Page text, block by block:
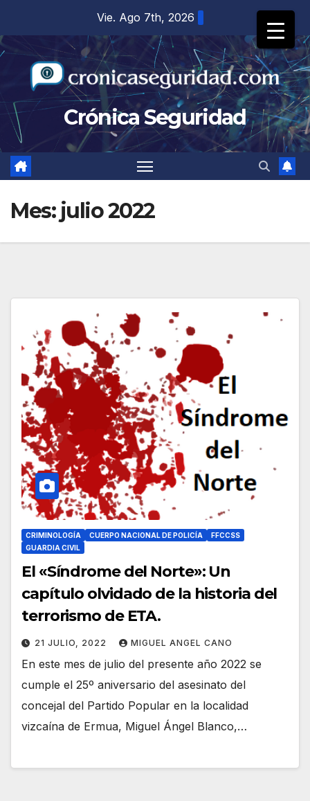
contenido
Vie. Ago 7th, 2026
Crónica Seguridad
Mes: julio 2022
CRIMINOLOGÍA CUERPO NACIONAL DE POLICÍA
FFCCSS
GUARDIA CIVIL
El «Síndrome del Norte»: Un
capítulo olvidado de la historia del
terrorismo de ETA.
21 JULIO, 2022 MIGUEL ANGEL CANO
En este mes de julio del presente año 2022 se
cumple el 25º aniversario del asesinato del
concejal del Partido Popular en la localidad
vizcaína de Ermua, Miguel Ángel Blanco,…